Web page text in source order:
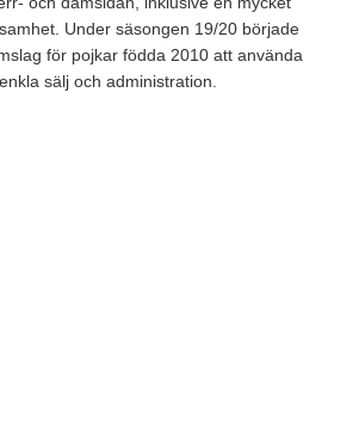
Under säsongen 19/20 började
för pojkar födda 2010 att använda
sälj och administration.